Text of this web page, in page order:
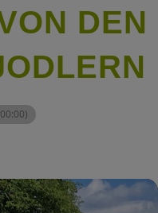
DEN